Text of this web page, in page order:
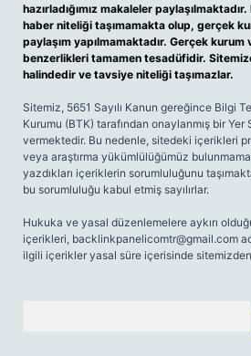
hazırladığımız makaleler
haber niteliği taşımamakta olup, gerçek
paylaşım yapılmamaktadır. Gerçek
benzerlikleri tamamen tesadüfidir.
halindedir ve tavsiye niteliği taşımazlar.
Sitemiz, 5651 Sayılı Kanun gereğince Bilgi
Kurumu (BTK) tarafından onaylanmış bir Yer
vermektedir. Bu nedenle, sitedeki içerikleri
veya araştırma yükümlülüğümüz
yazdıkları içeriklerin sorumluluğunu
bu sorumluluğu kabul etmiş sayılırlar.
Hukuka ve yasal düzenlemelere aykırı
içerikleri, backlinkpanelicomtr@gmail.com
ilgili içerikler yasal süre içerisinde sitemizden